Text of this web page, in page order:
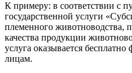
К примеру: в соответствии с
государственной услуги
племенного животноводства,
качества продукции
услуга оказывается
лицам.